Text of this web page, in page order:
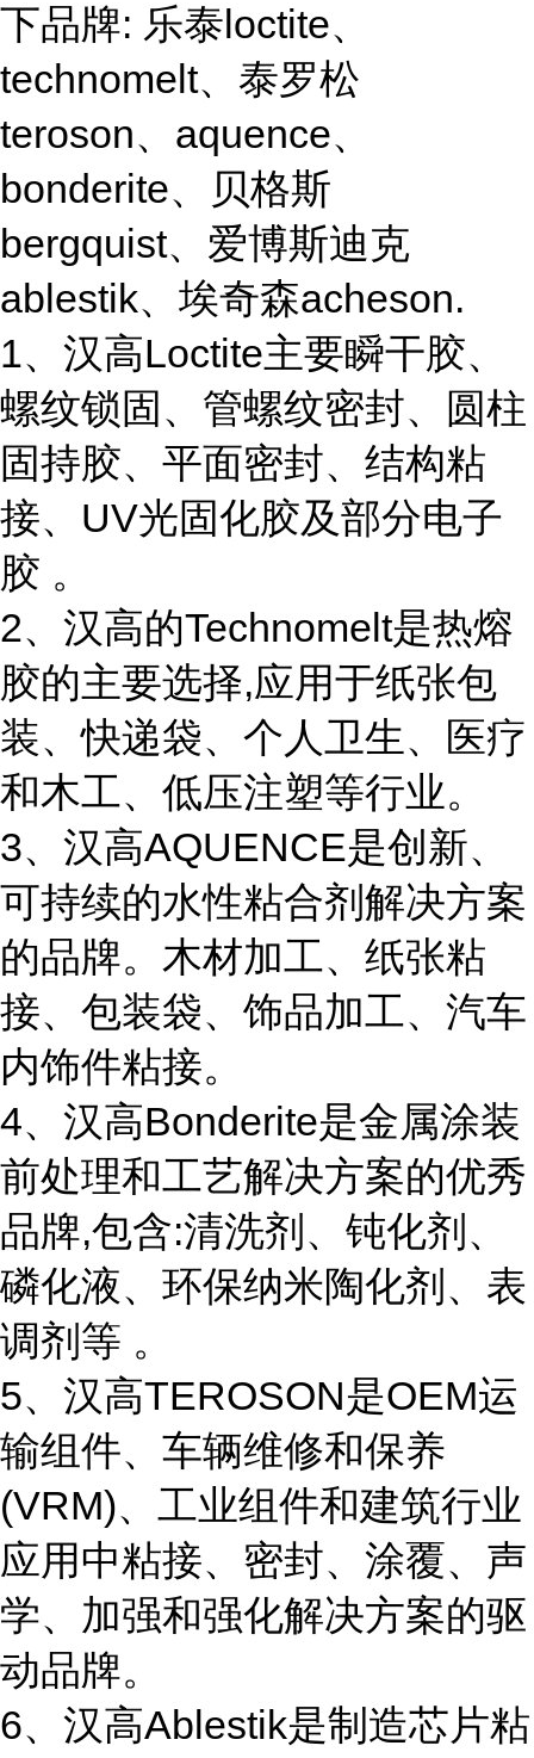
下品牌: 乐泰loctite、
technomelt、泰罗松
teroson、aquence、
bonderite、贝格斯
bergquist、爱博斯迪克
ablestik、埃奇森acheson.
1、汉高Loctite主要瞬干胶、
螺纹锁固、管螺纹密封、圆柱
固持胶、平面密封、结构粘
接、UV光固化胶及部分电子
胶 。
2、汉高的Technomelt是热熔
胶的主要选择,应用于纸张包
装、快递袋、个人卫生、医疗
和木工、低压注塑等行业。
3、汉高AQUENCE是创新、
可持续的水性粘合剂解决方案
的品牌。木材加工、纸张粘
接、包装袋、饰品加工、汽车
内饰件粘接。
4、汉高Bonderite是金属涂装
前处理和工艺解决方案的优秀
品牌,包含:清洗剂、钝化剂、
磷化液、环保纳米陶化剂、表
调剂等 。
5、汉高TEROSON是OEM运
输组件、车辆维修和保养
(VRM)、工业组件和建筑行业
应用中粘接、密封、涂覆、声
学、加强和强化解决方案的驱
动品牌。
6、汉高Ablestik是制造芯片粘